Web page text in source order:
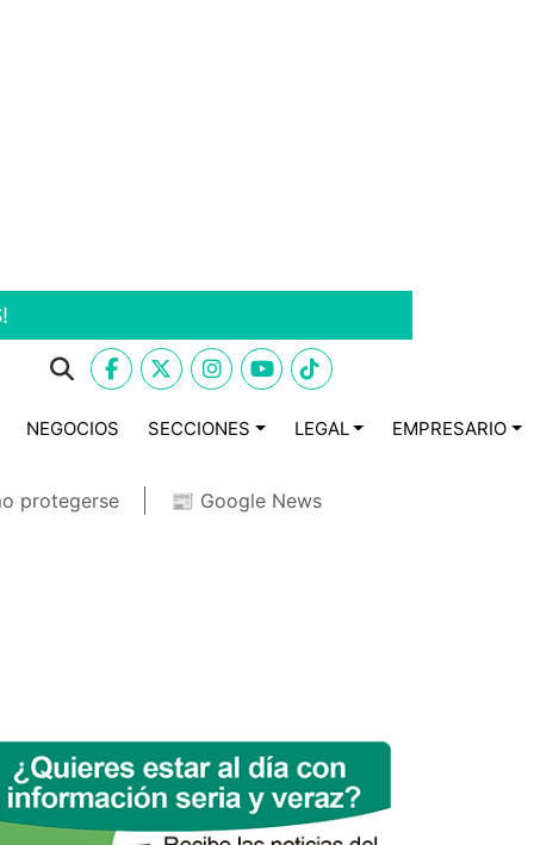
NEGOCIOS SECCIONES LEGAL EMPRESARIO
protegerse 📰 Google News